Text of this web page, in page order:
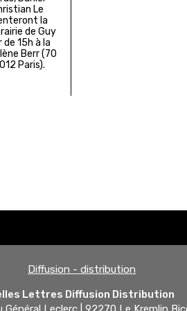
Le
la
de Guy
de 15h à la
Berr (70
Paris).
Diffusion - distribution
Lettres Diffusion Distribution